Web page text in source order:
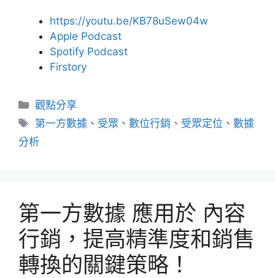
https://youtu.be/KB78uSew04w
Apple Podcast
Spotify Podcast
Firstory
分
類
觀點分享
標
籤
第一方數據 、 受眾 、數位行銷 、 受眾定位 、數據
分析
第一方數據 應用於 內容
行銷，提高精準度和銷售
轉換的關鍵策略！